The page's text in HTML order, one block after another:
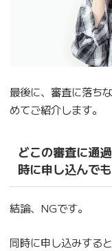
最後に、審査に落ち
めてご紹介します。
どこの審査に通
時に申し込んで
結論、NGです。
同時に申し込みする